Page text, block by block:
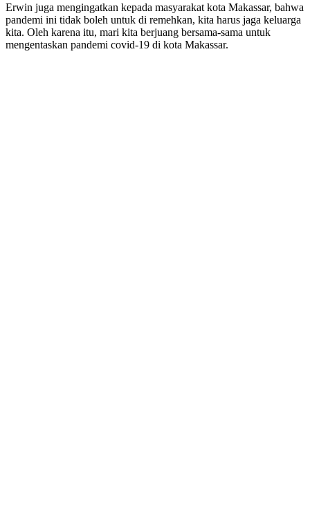
Erwin juga mengingatkan kepada masyarakat kota Makassar, bahwa
pandemi ini tidak boleh untuk di remehkan, kita harus jaga keluarga
kita. Oleh karena itu, mari kita berjuang bersama-sama untuk
mengentaskan pandemi covid-19 di kota Makassar.